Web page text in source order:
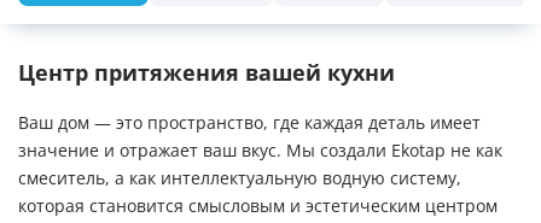
Центр притяжения вашей кухни
Ваш дом — это пространство, где каждая деталь имеет
значение и отражает ваш вкус. Мы создали Ekotap не как
смеситель, а как интеллектуальную водную систему,
которая становится смысловым и эстетическим центром